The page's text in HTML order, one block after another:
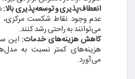
انعطاف‌پذیری و توسعه‌پذیری بالا:
عدم وجود نقاط شکست مرکزی،
می‌توانند به راحتی رشد کنند.
کاهش هزینه‌های خدمات: این
هزینه‌های کمتر نسبت به
می‌آورد.